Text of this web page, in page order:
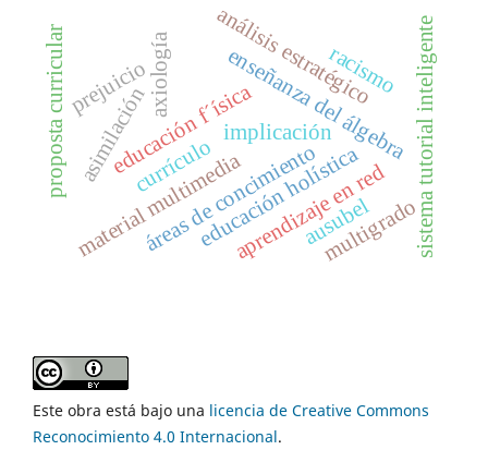
currículo
implicación
axiología
material multimedia
enseñanza del álgebra
educación holística
análisis estratégico
áreas de concimiento
aprendizaje en red
educación f´ísica
asimilación
racismo
prejuicio sistema tutorial inteligente
ausubel
proposta curricular
multigrado
Este obra está bajo una licencia de Creative Commons
Reconocimiento 4.0 Internacional.